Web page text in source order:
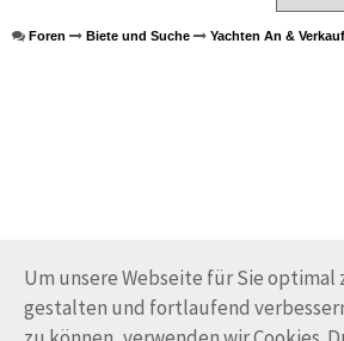
Um unsere Webseite für Sie optimal
gestalten und fortlaufend
Foren Biete und Suche Yachten An & Verkauf
© Trans-Ocean e.V. 2010-2026